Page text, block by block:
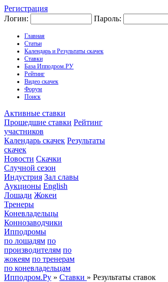
Регистрация
Логин:
Пароль:
Главная
Статьи
Календарь и Результаты скачек
Ставки
База Ипподром.РУ
Рейтинг
Видео скачек
Форум
Поиск
Активные ставки
Прошедшие ставки Рейтинг
участников
Календарь скачек Результаты
скачек
Новости Скачки
Случной сезон
Индустрия Зал славы
Аукционы English
Лошади Жокеи
Тренеры
Коневладельцы
Коннозаводчики
Ипподромы
по лошадям по
производителям по
жокеям по тренерам
по коневладельцам
Ипподром.Ру » Ставки » Результаты ставок